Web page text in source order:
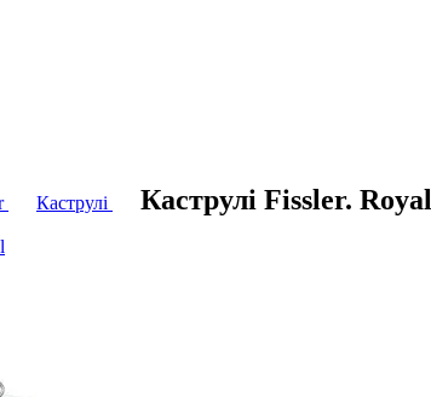
Каструлі Каструлі Fissler. Royal